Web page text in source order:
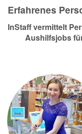
Erfahrenes
InStaff vermittelt
Aushilfsjobs